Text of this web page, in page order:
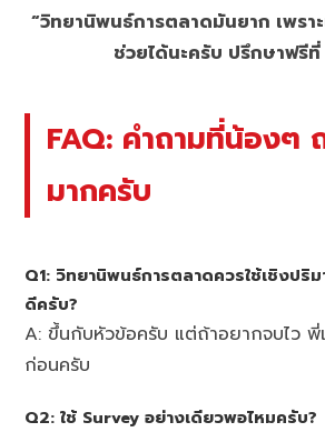
“วิทยานิพนธ์การตลาดมันยาก เพรา
ช่วยได้นะครับ ปรึกษาฟรีที่
FAQ: คำถามที่น้องๆ
มากครับ
Q1: วิทยานิพนธ์การตลาดควรใช้เชิงป
ดีครับ?
A: ขึ้นกับหัวข้อครับ แต่ถ้าอยากจบไว พี่
ก่อนครับ
Q2: ใช้ Survey อย่างเดียวพอไหมครับ?